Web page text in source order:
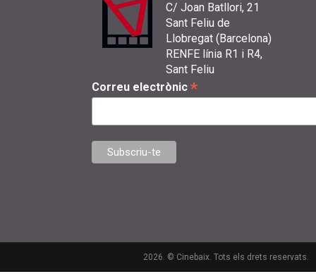
C/ Joan Batllori, 21
Sant Feliu de
Llobregat (Barcelona)
RENFE línia R1 i R4,
Sant Feliu
Correu electrònic *
2026. © Cinebaix. Tots els drets reservats.